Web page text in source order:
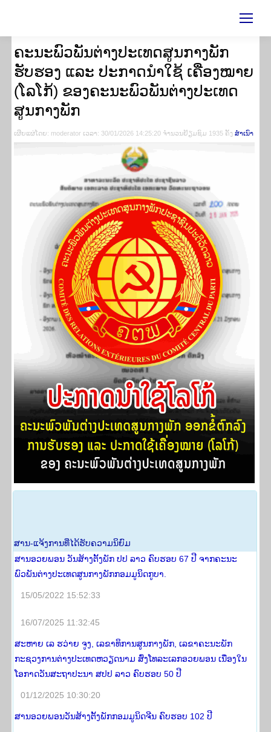
ຄະນະພົວພັນຕ່າງປະເທດສູນກາງພັກ
ຮັບຮອງ ແລະ ປະກາດນຳໃຊ້ ເຄື່່ອງໝາຍ
(ໂລໂກ້) ຂອງຄະນະພົວພັນຕ່າງປະເທດ
ສູນກາງພັກ
ເຜີຍ​ແຜ່​ໂດຍ​: moderator ເວ​ລາ: 30/01/2026 14:25:20 ຈຳ​ນວນ​​ຢ້ຽມ​ຊົມ 1935 ຄັ້ງ ສຳ​ເນົາ
ສານ-ແຈ້ງ​ການທີ່​ໄດ້​ຮັບ​ຄວາມ​ນິ​ຍົມ
ສານອວຍພອນ ວັນສ້າງຕັ້ງພັກ ປປ ລາວ ຄົບຮອບ 67 ປີ ຈາກຄະນະ
ພົວພັນຕ່າງປະເທດສູນກາງພັກກອມມູນິດກູບາ.
15/05/2022 15:52:33
16/07/2025 11:32:45
ສະຫາຍ ເລ ຮວ່າຍ ຈູງ, ເລຂາທິການສູນກາງພັກ, ເລຂາຄະນະພັກ
ກະຊວງການຕ່າງປະເທດຫວຽດນາມ ສົ່ງໂທລະເລກອວຍພອນ ເນື່ອງໃນ
ໂອກາດວັນສະຖາປະນາ ສປປ ລາວ ຄົບຮອບ 50 ປີ
01/12/2025 10:30:20
ສານອວຍພອນວັນສ້າງຕັ້ງພັກກອມມູນິດຈີນ ຄົບຮອບ 102 ປີ